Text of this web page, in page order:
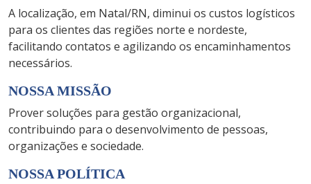
A localização, em Natal/RN, diminui os custos logísticos
para os clientes das regiões norte e nordeste,
facilitando contatos e agilizando os encaminhamentos
necessários.
NOSSA MISSÃO
Prover soluções para gestão organizacional,
contribuindo para o desenvolvimento de pessoas,
organizações e sociedade.
NOSSA POLÍTICA